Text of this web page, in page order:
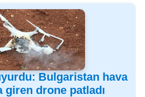
Bulgaristan hava
giren drone patladı